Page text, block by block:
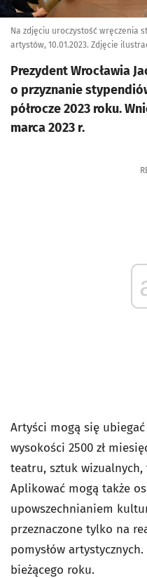
Na zdjęciu uroczystość wręczenia
artystów, 10.01.2023. Zdjęcie
Prezydent Wrocławia
o przyznanie
półrocze 2023 roku.
marca 2023 r.
Artyści mogą się
wysokości 2500 zł
teatru, sztuk
Aplikować mogą także
upowszechnianiem
przeznaczone tylko na
pomysłów
bieżącego roku.